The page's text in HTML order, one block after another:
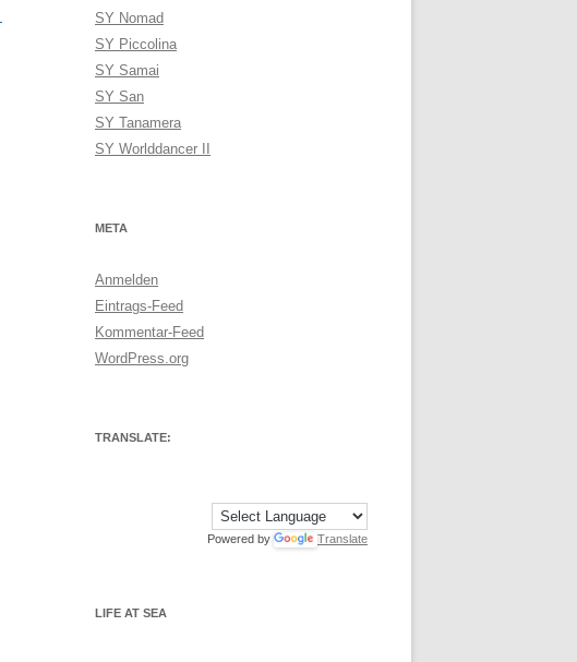
SY Nomad
SY Piccolina
SY Samai
SY San
SY Tanamera
SY Worlddancer II
META
Anmelden
Eintrags-Feed
Kommentar-Feed
WordPress.org
TRANSLATE:
Powered by Translate
LIFE AT SEA